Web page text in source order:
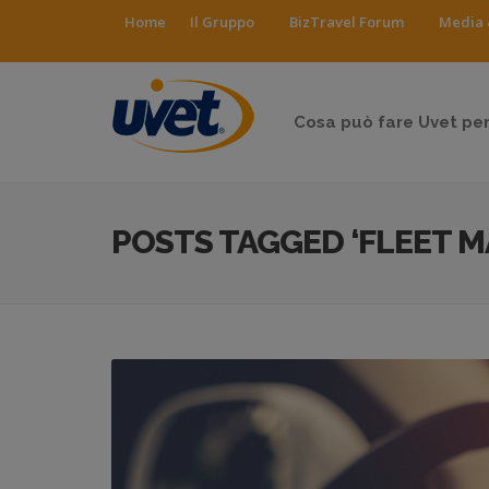
Home Il Gruppo BizTravel Forum Media
Cosa può fare Uvet
POSTS TAGGED ‘FLEET